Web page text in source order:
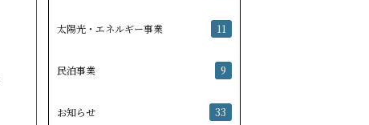
太陽光・エネルギー事業 11
民泊事業 9
お知らせ 33